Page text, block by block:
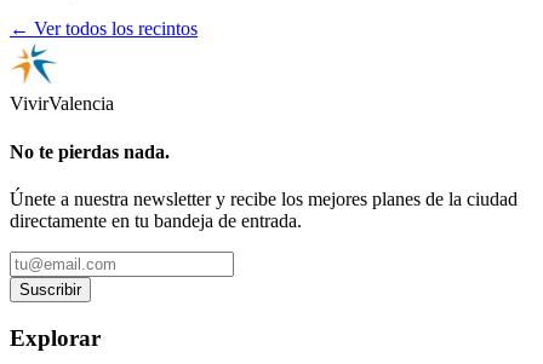
← Ver todos los recintos
VivirValencia
No te pierdas nada.
Únete a nuestra newsletter y recibe los mejores planes de la ciudad
directamente en tu bandeja de entrada.
Suscribir
Explorar